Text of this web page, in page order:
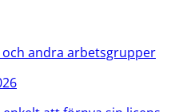
och andra arbetsgrupper